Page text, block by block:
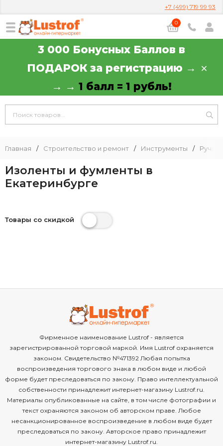
+7 (499) 719 99 93
0
3 000 Бонусных Баллов в
ПОДАРОК за регистрацию →
→ → 1 балл = 1 рубль!
Главная / Строительство и ремонт / Инструменты /
Изоленты и фумленты в
Екатеринбурге
Товары со скидкой
Фирменное наименование Lustrof - является
зарегистрированной торговой маркой. Имя Lustrof охраняется
законом. Свидетельство №471392 Любая попытка
воспроизведения торгового знака в любом виде и любой
форме будет преследоваться по закону. Право интеллектуальной
собственности принадлежит интернет-магазину Lustrof.ru.
Материалы опубликованные на сайте, в том числе фотографии и
текст охраняются законом об авторском праве. Любое
несанкционированное воспроизведение в любом виде будет
преследоваться по закону. Авторское право принадлежит
интернет-магазину Lustrof.ru.